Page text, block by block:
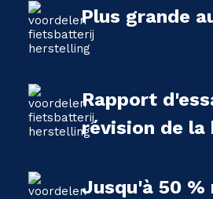
Plus grande
Rapport
révision de la
Jusqu'à 50 %